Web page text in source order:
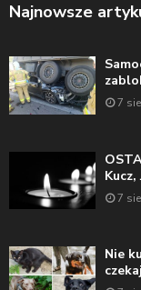
Najnowsze
7
7
Nie